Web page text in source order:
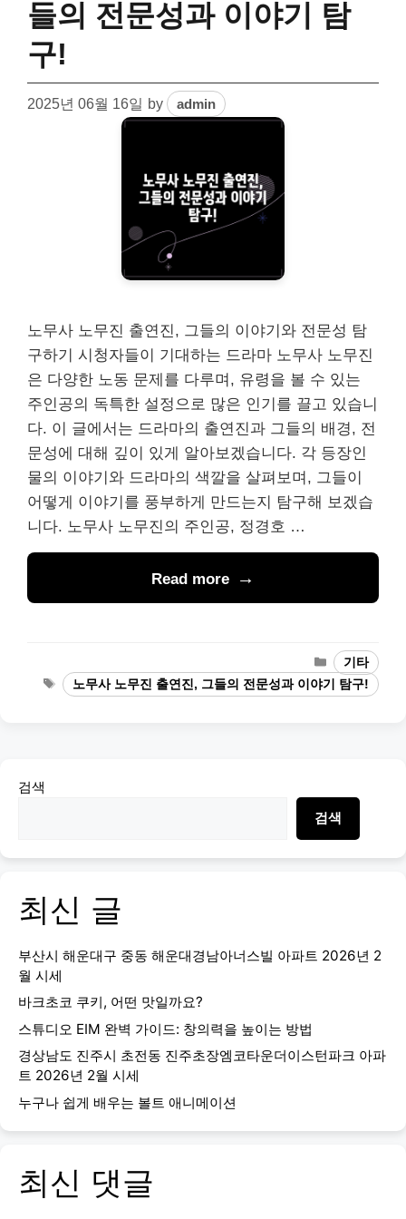
들의 전문성과 이야기 탐
구!
2025년 06월 16일 by admin
노무사 노무진 출연진, 그들의 이야기와 전문성 탐
구하기 시청자들이 기대하는 드라마 노무사 노무진
은 다양한 노동 문제를 다루며, 유령을 볼 수 있는
주인공의 독특한 설정으로 많은 인기를 끌고 있습니
다. 이 글에서는 드라마의 출연진과 그들의 배경, 전
문성에 대해 깊이 있게 알아보겠습니다. 각 등장인
물의 이야기와 드라마의 색깔을 살펴보며, 그들이
어떻게 이야기를 풍부하게 만드는지 탐구해 보겠습
니다. 노무사 노무진의 주인공, 정경호 …
Read more
Categories
기타
Tags노무사 노무진 출연진, 그들의 전문성과 이야기 탐구!
검색
검색
최신 글
부산시 해운대구 중동 해운대경남아너스빌 아파트 2026년 2
월 시세
바크초코 쿠키, 어떤 맛일까요?
스튜디오 EIM 완벽 가이드: 창의력을 높이는 방법
경상남도 진주시 초전동 진주초장엠코타운더이스턴파크 아파
트 2026년 2월 시세
누구나 쉽게 배우는 볼트 애니메이션
최신 댓글